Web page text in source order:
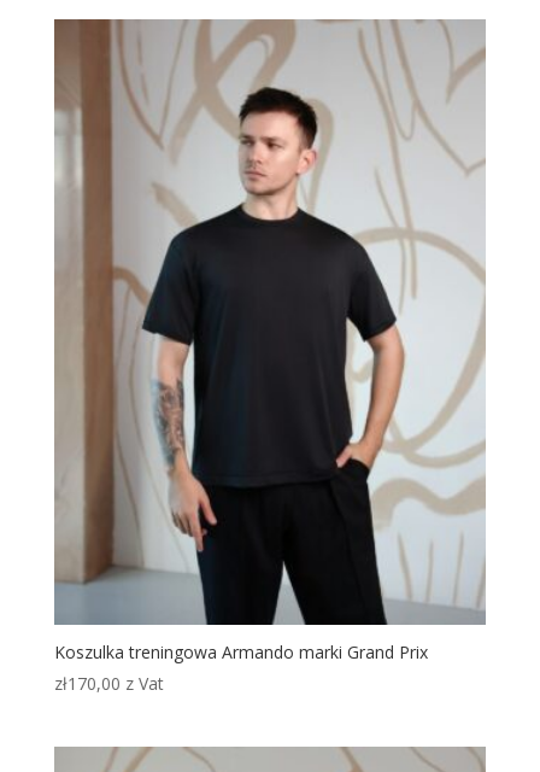
Koszulka treningowa Armando marki Grand Prix
zł170,00 z Vat